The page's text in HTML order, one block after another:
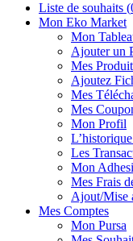
Liste de souhaits (
Mon Eko Market
Mon
Ajouter un
Mes
Ajoutez
Mes
Mes
Mon Profil
Les
Mon
Mes Frais
Ajout/Mise
Mes Comptes
Mon Pursa